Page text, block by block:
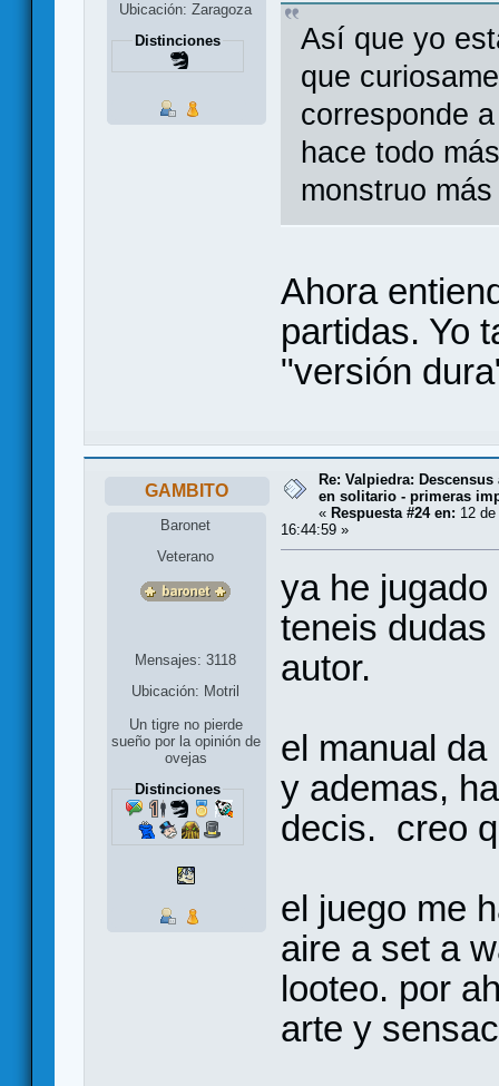
Ubicación: Zaragoza
Distinciones
Así que yo
que
corresponde
hace todo
monstruo
Ahora
partidas. Yo
"versión
GAMBITO
Baronet
Veterano
Mensajes: 3118
Ubicación: Motril
Un tigre no pierde
sueño por la opinión de
ovejas
Distinciones
Re: Valpiedra:
en solitario - primeras
« Respuesta #24 en: 12
16:44:59 »
ya he
teneis dudas
autor.
el manual
y ademas,
decis. creo
el juego me
aire a set a
looteo. por
arte y